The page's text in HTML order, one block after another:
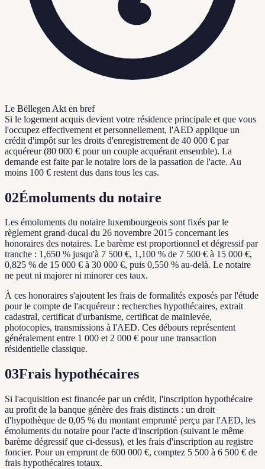
Le Bëllegen Akt en bref
Si le logement acquis devient votre résidence principale et que vous
l'occupez effectivement et personnellement, l'AED applique un
crédit d'impôt sur les droits d'enregistrement de 40 000 € par
acquéreur (80 000 € pour un couple acquérant ensemble). La
demande est faite par le notaire lors de la passation de l'acte. Au
moins 100 € restent dus dans tous les cas.
02Émoluments du notaire
Les émoluments du notaire luxembourgeois sont fixés par le
règlement grand-ducal du 26 novembre 2015 concernant les
honoraires des notaires. Le barème est proportionnel et dégressif par
tranche : 1,650 % jusqu'à 7 500 €, 1,100 % de 7 500 € à 15 000 €,
0,825 % de 15 000 € à 30 000 €, puis 0,550 % au-delà. Le notaire
ne peut ni majorer ni minorer ces taux.
À ces honoraires s'ajoutent les frais de formalités exposés par l'étude
pour le compte de l'acquéreur : recherches hypothécaires, extrait
cadastral, certificat d'urbanisme, certificat de mainlevée,
photocopies, transmissions à l'AED. Ces débours représentent
généralement entre 1 000 et 2 000 € pour une transaction
résidentielle classique.
03Frais hypothécaires
Si l'acquisition est financée par un crédit, l'inscription hypothécaire
au profit de la banque génère des frais distincts : un droit
d'hypothèque de 0,05 % du montant emprunté perçu par l'AED, les
émoluments du notaire pour l'acte d'inscription (suivant le même
barème dégressif que ci-dessus), et les frais d'inscription au registre
foncier. Pour un emprunt de 600 000 €, comptez 5 500 à 6 500 € de
frais hypothécaires totaux.